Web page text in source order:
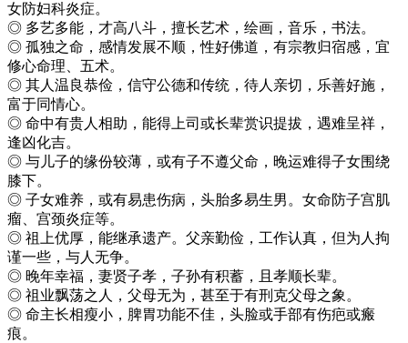
女防妇科炎症。
◎ 多艺多能，才高八斗，擅长艺术，绘画，音乐，书法。
◎ 孤独之命，感情发展不顺，性好佛道，有宗教归宿感，宜
修心命理、五术。
◎ 其人温良恭俭，信守公德和传统，待人亲切，乐善好施，
富于同情心。
◎ 命中有贵人相助，能得上司或长辈赏识提拔，遇难呈祥，
逢凶化吉。
◎ 与儿子的缘份较薄，或有子不遵父命，晚运难得子女围绕
膝下。
◎ 子女难养，或有易患伤病，头胎多易生男。女命防子宫肌
瘤、宫颈炎症等。
◎ 祖上优厚，能继承遗产。父亲勤俭，工作认真，但为人拘
谨一些，与人无争。
◎ 晚年幸福，妻贤子孝，子孙有积蓄，且孝顺长辈。
◎ 祖业飘荡之人，父母无为，甚至于有刑克父母之象。
◎ 命主长相瘦小，脾胃功能不佳，头脸或手部有伤疤或瘢
痕。